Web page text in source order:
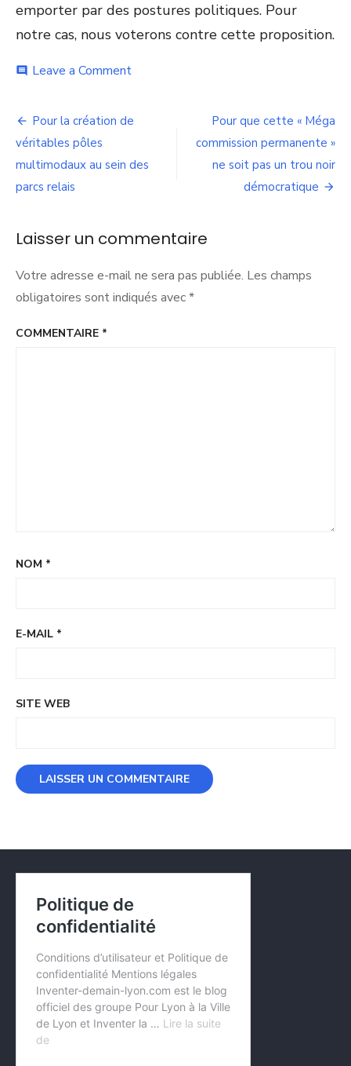
emporter par des postures politiques. Pour
notre cas, nous voterons contre cette proposition.
comment Leave a Commenton
loyer
vous
des
politiques
Navigation
de
l’article
Pour la création de
véritables pôles
multimodaux au sein des
parcs relais
Pour que cette « Méga
commission permanente »
ne soit pas un trou noir
démocratique
Laisser un commentaire
Votre adresse e-mail ne sera pas publiée. Les champs
obligatoires sont indiqués avec*
COMMENTAIRE *
NOM *
E-MAIL *
SITE WEB